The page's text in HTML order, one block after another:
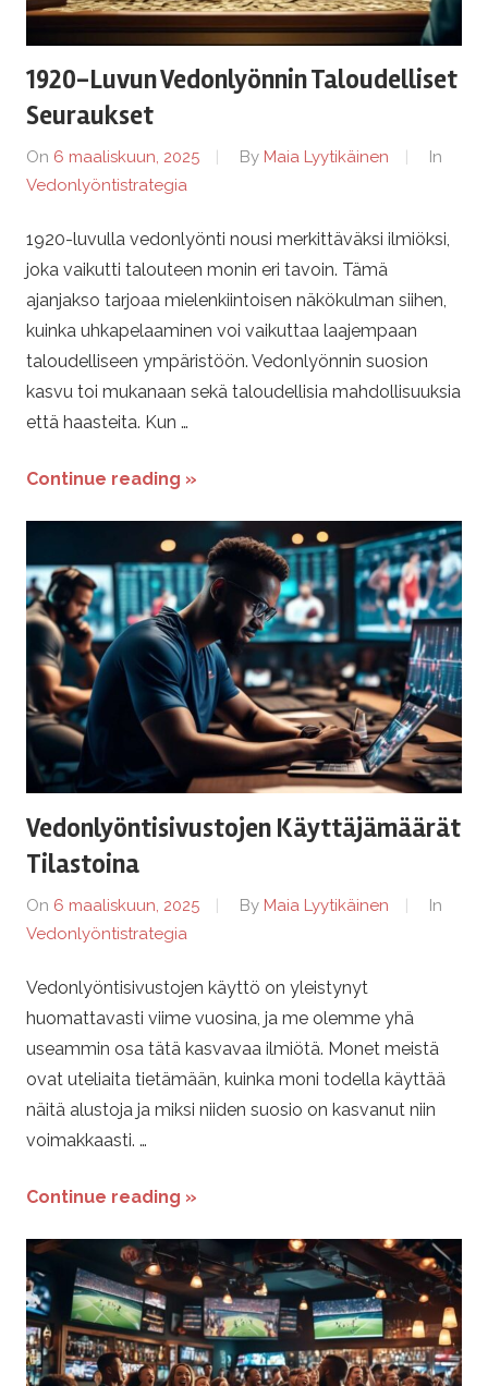
1920-Luvun Vedonlyönnin Taloudelliset
Seuraukset
On 6 maaliskuun, 2025 By Maia Lyytikäinen
In
Vedonlyöntistrategia
1920-luvulla vedonlyönti nousi merkittäväksi ilmiöksi,
joka vaikutti talouteen monin eri tavoin. Tämä
ajanjakso tarjoaa mielenkiintoisen näkökulman siihen,
kuinka uhkapelaaminen voi vaikuttaa laajempaan
taloudelliseen ympäristöön. Vedonlyönnin suosion
kasvu toi mukanaan sekä taloudellisia mahdollisuuksia
että haasteita. Kun …
Continue reading »
Vedonlyöntisivustojen Käyttäjämäärät
Tilastoina
On 6 maaliskuun, 2025 By Maia Lyytikäinen
In
Vedonlyöntistrategia
Vedonlyöntisivustojen käyttö on yleistynyt
huomattavasti viime vuosina, ja me olemme yhä
useammin osa tätä kasvavaa ilmiötä. Monet meistä
ovat uteliaita tietämään, kuinka moni todella käyttää
näitä alustoja ja miksi niiden suosio on kasvanut niin
voimakkaasti. …
Continue reading »